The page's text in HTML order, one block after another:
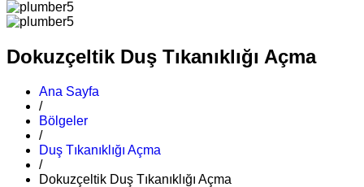
Dokuzçeltik Duş Tıkanıklığı Açma
Ana Sayfa
/
Bölgeler
/
Duş Tıkanıklığı Açma
/
Dokuzçeltik Duş Tıkanıklığı Açma